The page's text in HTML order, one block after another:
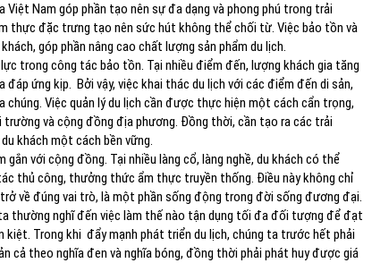
Việt Nam góp phần tạo nên sự đa dạng và phong phú trong trải
thực đặc trưng tạo nên sức hút không thể chối từ. Việc bảo tồn và
góp phần nâng cao chất lượng sản phẩm du lịch.
trong công tác bảo tồn. Tại nhiều điểm đến, lượng khách gia tăng
ứng kịp. Bởi vậy, việc khai thác du lịch với các điểm đến di sản,
Việc quản lý du lịch cần được thực hiện một cách cẩn trọng,
và cộng đồng địa phương. Đồng thời, cần tạo ra các trải
khách một cách bền vững.
với cộng đồng. Tại nhiều làng cổ, làng nghề, du khách có thể
thủ công, thưởng thức ẩm thực truyền thống. Điều này không chỉ
về đúng vai trò, là một phần sống động trong đời sống đương đại.
thường nghĩ đến việc làm thế nào tận dụng tối đa đối tượng để đạt
Trong khi đẩy mạnh phát triển du lịch, chúng ta trước hết phải
cả theo nghĩa đen và nghĩa bóng, đồng thời phải phát huy được giá